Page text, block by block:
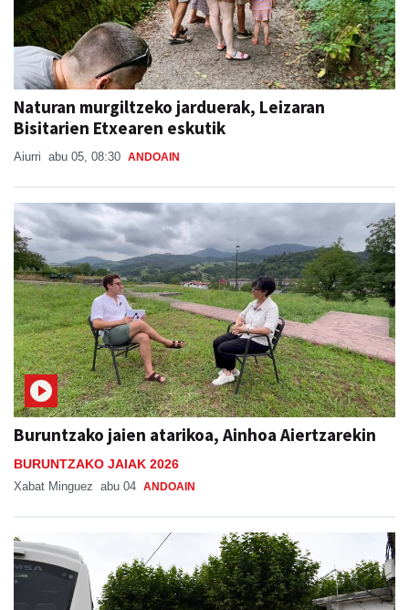
Naturan murgiltzeko jarduerak, Leizaran
Bisitarien Etxearen eskutik
Aiurri abu 05, 08:30 ANDOAIN
Buruntzako jaien atarikoa, Ainhoa Aiertzarekin
BURUNTZAKO JAIAK 2026
Xabat Minguez abu 04 ANDOAIN